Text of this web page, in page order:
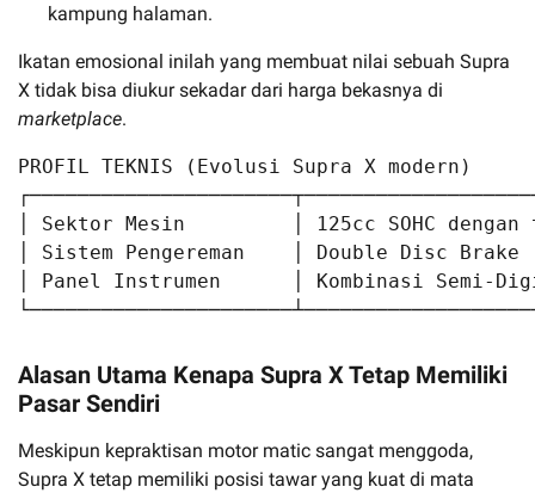
kampung halaman.
Ikatan emosional inilah yang membuat nilai sebuah Supra
X tidak bisa diukur sekadar dari harga bekasnya di
marketplace.
PROFIL TEKNIS (Evolusi Supra X modern)
│ Sektor Mesin         │ 125cc SOHC
│ Sistem Pengereman    │ Double Disc
│ Panel Instrumen      │ Kombinasi
Alasan Utama Kenapa Supra X Tetap Memiliki
Pasar Sendiri
Meskipun kepraktisan motor matic sangat menggoda,
Supra X tetap memiliki posisi tawar yang kuat di mata